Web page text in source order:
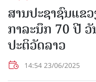
ສານປະຊາຊົນແຂ
ກາລະນຶກ 70 ປີ
ປະຕິວັດລາວ
14:54 23/06/2025